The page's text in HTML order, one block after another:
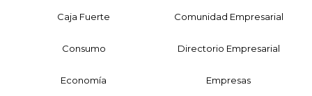
Caja Fuerte Comunidad Empresarial
Consumo Directorio Empresarial
Economía Empresas